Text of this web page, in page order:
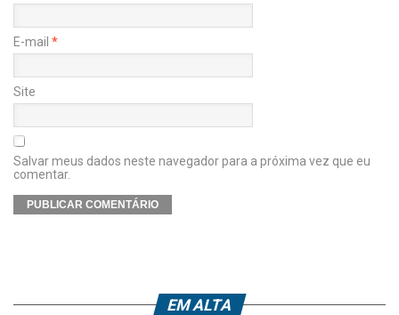
E-mail *
Site
Salvar meus dados neste navegador para a próxima vez que eu
comentar.
EM ALTA